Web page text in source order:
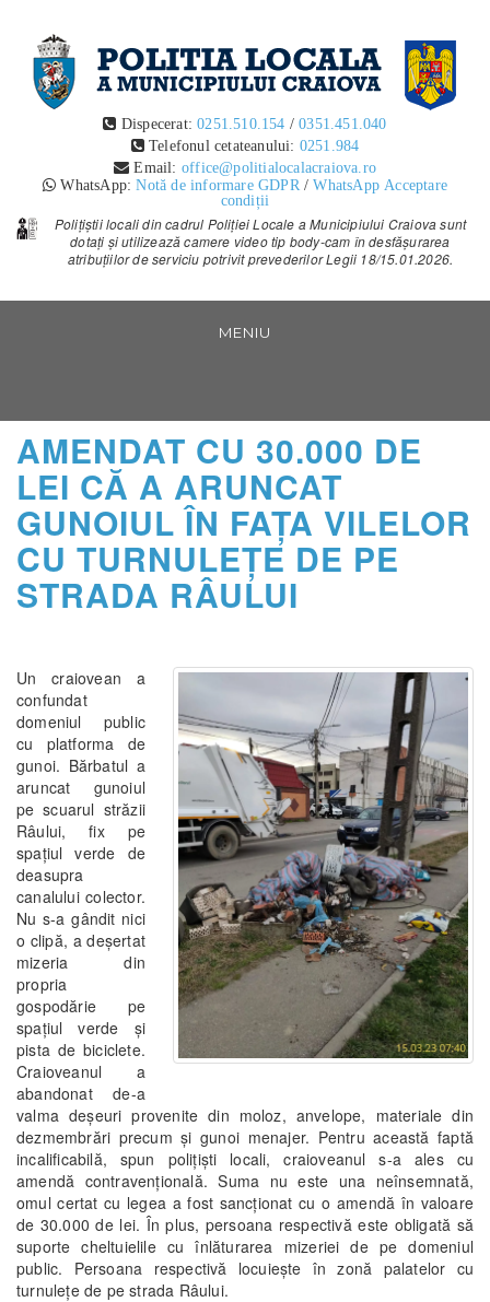
POLITIA LOCALA CRAIOVA
POLITIA LOCALA CRAIOVA TEXT
Dispecerat:0251.510.154 /0351.451.040
Telefonul cetateanului: 0251.984
Email: office@politialocalacraiova.ro
WhatsApp:Notă de informare GDPR /WhatsApp Acceptare
condiții
Polițiștii locali din cadrul Poliției Locale a Municipiului Craiova sunt
dotați și utilizează camere video tip body-cam în desfășurarea
atribuțiilor de serviciu potrivit prevederilor Legii 18/15.01.2026.
MENIU
AMENDAT CU 30.000 DE
LEI CĂ A ARUNCAT
GUNOIUL ÎN FAŢA VILELOR
CU TURNULEŢE DE PE
STRADA RÂULUI
Un craiovean a
confundat
domeniul public
cu platforma de
gunoi. Bărbatul a
aruncat gunoiul
pe scuarul străzii
Râului, fix pe
spaţiul verde de
deasupra
canalului colector.
Nu s-a gândit nici
o clipă, a deşertat
mizeria din
propria
gospodărie pe
spaţiul verde şi
pista de biciclete.
Craioveanul a
abandonat de-a
valma deşeuri provenite din moloz, anvelope, materiale din
dezmembrări precum şi gunoi menajer. Pentru această faptă
incalificabilă, spun poliţişti locali, craioveanul s-a ales cu
amendă contravenţională. Suma nu este una neînsemnată,
omul certat cu legea a fost sancţionat cu o amendă în valoare
de 30.000 de lei. În plus, persoana respectivă este obligată să
suporte cheltuielile cu înlăturarea mizeriei de pe domeniul
public. Persoana respectivă locuieşte în zonă palatelor cu
turnuleţe de pe strada Râului.